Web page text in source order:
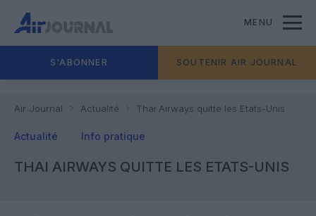
MENU
S'ABONNER SOUTENIR AIR JOURNAL
Air Journal Actualité Thai Airways quitte les Etats-Unis
Actualité Info pratique
THAI AIRWAYS QUITTE LES ETATS-UNIS